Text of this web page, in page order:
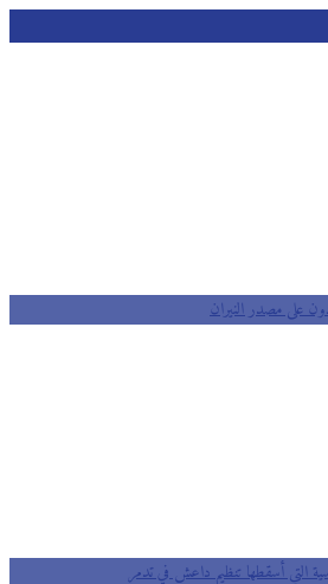
على مصدر النيران
التي أسقطها تنظيم داعش في تدمر